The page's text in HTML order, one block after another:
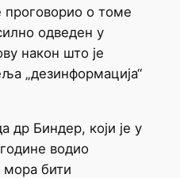
проговорио о томе
одведен у
након што је
„дезинформација“
др Биндер, који је у
водио
мора бити